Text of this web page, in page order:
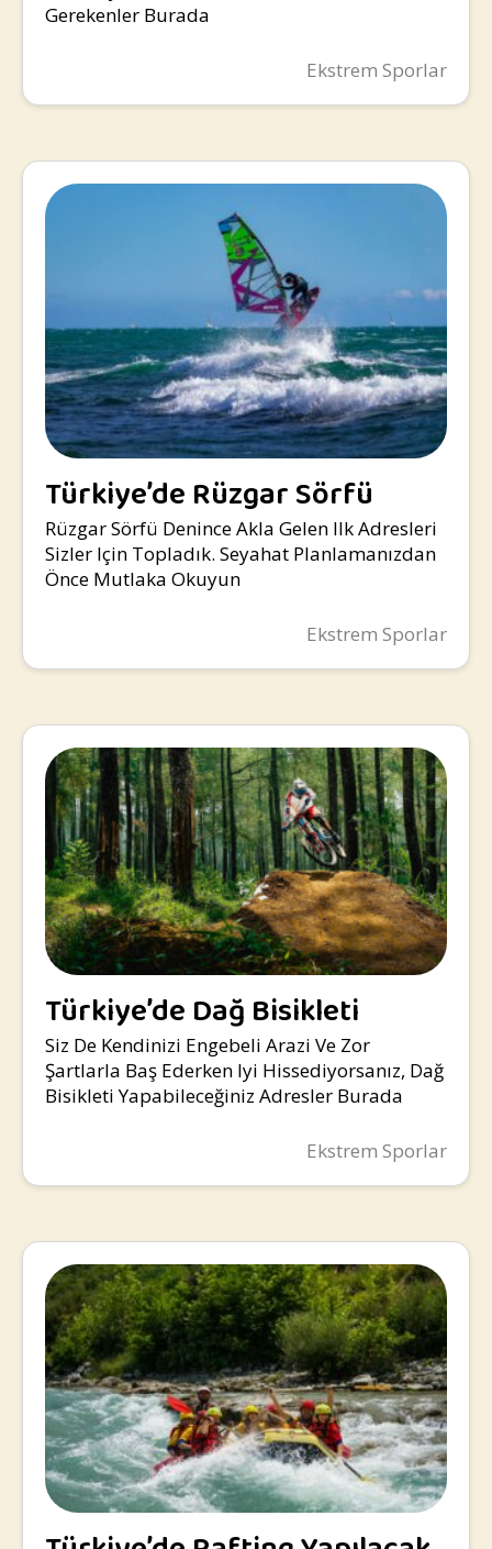
Gerekenler Burada
Ekstrem Sporlar
Türkiye’de Rüzgar Sörfü
Yapılacak Yerler
Rüzgar Sörfü Denince Akla Gelen Ilk Adresleri
Sizler Için Topladık. Seyahat Planlamanızdan
Önce Mutlaka Okuyun
Ekstrem Sporlar
Türkiye’de Dağ Bisikleti
Yapılacak Yerler
Siz De Kendinizi Engebeli Arazi Ve Zor
Şartlarla Baş Ederken Iyi Hissediyorsanız, Dağ
Bisikleti Yapabileceğiniz Adresler Burada
Ekstrem Sporlar